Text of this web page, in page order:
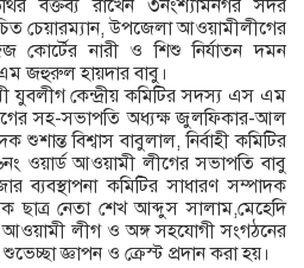
বক্তব্য রাখেন ৩নংশ্যামনগর সদর
চেয়ারম্যান, উপজেলা আওয়ামীলীগের
কোর্টের নারী ও শিশু নির্যাতন দমন
জহুরুল হায়দার বাবু।
কেন্দ্রীয় কমিটির সদস্য এস এম
সহ-সভাপতি অধ্যক্ষ জুলফিকার-আল
শুশান্ত বিশ্বাস বাবুলাল, নির্বাহী কমিটির
ওয়ার্ড আওয়ামী লীগের সভাপতি বাবু
ব্যবস্থাপনা কমিটির সাধারণ সম্পাদক
নেতা শেখ আব্দুস সালাম,মেহেদি
লীগ ও অঙ্গ সহযোগী সংগঠনের
জ্ঞাপন ও ক্রেস্ট প্রদান করা হয়।